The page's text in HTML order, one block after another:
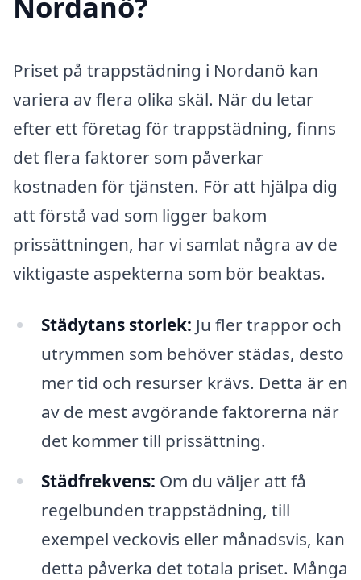
Priset på trappstädning i Nordanö kan
variera av flera olika skäl. När du letar
efter ett företag för trappstädning, finns
det flera faktorer som påverkar
kostnaden för tjänsten. För att hjälpa dig
att förstå vad som ligger bakom
prissättningen, har vi samlat några av de
viktigaste aspekterna som bör beaktas.
Städytans storlek: Ju fler trappor och
utrymmen som behöver städas, desto
mer tid och resurser krävs. Detta är en
av de mest avgörande faktorerna när
det kommer till prissättning.
Städfrekvens: Om du väljer att få
regelbunden trappstädning, till
exempel veckovis eller månadsvis, kan
detta påverka det totala priset. Många